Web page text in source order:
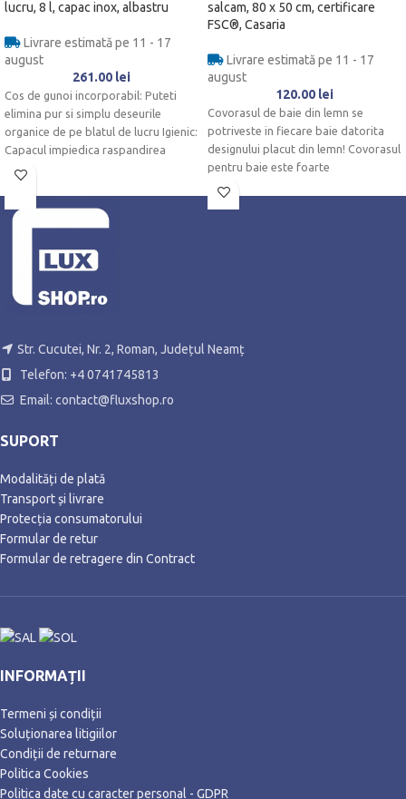
lucru, 8 l, capac inox, albastru
Livrare estimată pe 11 - 17
august
261.00 lei
Cos de gunoi incorporabil: Puteti
elimina pur si simplu deseurile
organice de pe blatul de lucru Igienic:
Capacul impiedica raspandirea
salcam, 80 x 50 cm, certificare
FSC®, Casaria
Livrare estimată pe 11 - 17
august
120.00 lei
Covorasul de baie din lemn se
potriveste in fiecare baie datorita
designului placut din lemn! Covorasul
pentru baie este foarte
Str. Cucutei, Nr. 2, Roman, Județul Neamț
Telefon: +4 0741745813
Email: contact@fluxshop.ro
SUPORT
Modalități de plată
Transport și livrare
Protecția consumatorului
Formular de retur
Formular de retragere din Contract
INFORMAȚII
Termeni și condiții
Soluționarea litigiilor
Condiții de returnare
Politica Cookies
Politica date cu caracter personal - GDPR